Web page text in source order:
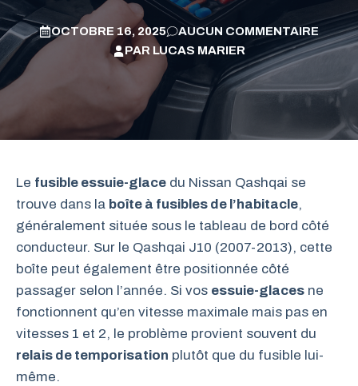
OCTOBRE 16, 2025
AUCUN COMMENTAIRE
PAR LUCAS MARIER
Le fusible essuie-glace du Nissan Qashqai se
trouve dans la boîte à fusibles de l’habitacle,
généralement située sous le tableau de bord côté
conducteur. Sur le Qashqai J10 (2007-2013), cette
boîte peut également être positionnée côté
passager selon l’année. Si vos essuie-glaces ne
fonctionnent qu’en vitesse maximale mais pas en
vitesses 1 et 2, le problème provient souvent du
relais de temporisation plutôt que du fusible lui-
même.